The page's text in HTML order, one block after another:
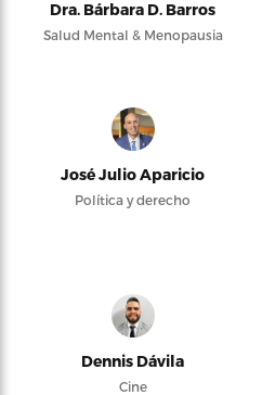
Dra. Bárbara D. Barros
Salud Mental & Menopausia
José Julio Aparicio
Política y derecho
Dennis Dávila
Cine